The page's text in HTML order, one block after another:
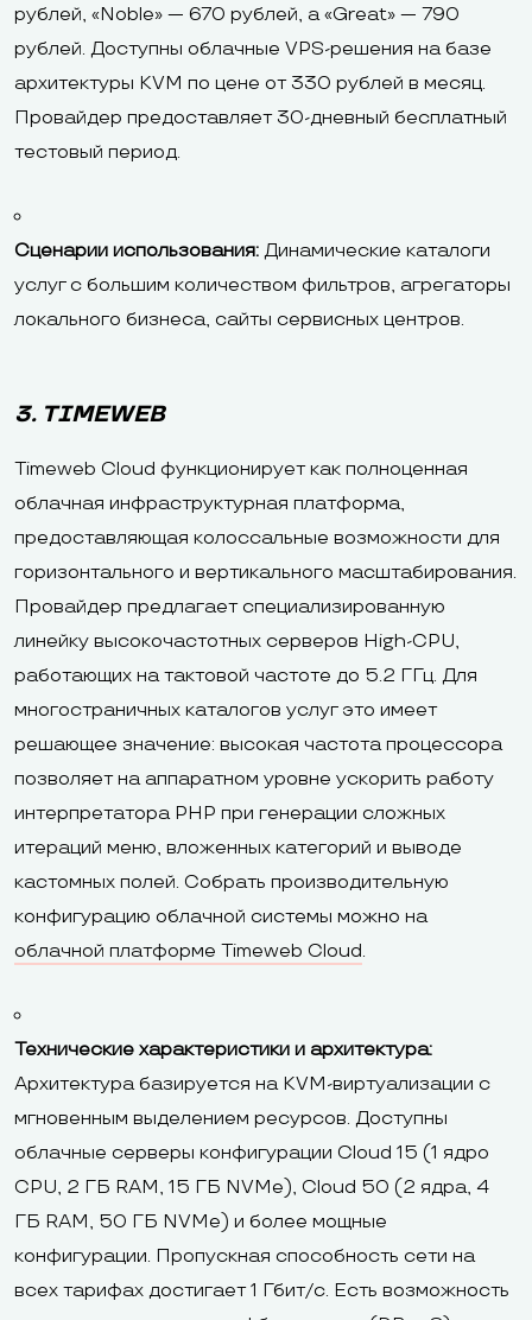
рублей, «Noble» — 670 рублей, а «Great» — 790
рублей. Доступны облачные VPS-решения на базе
архитектуры KVM по цене от 330 рублей в месяц.
Провайдер предоставляет 30-дневный бесплатный
тестовый период.
Сценарии использования: Динамические каталоги
услуг с большим количеством фильтров, агрегаторы
локального бизнеса, сайты сервисных центров.
3. TIMEWEB
Timeweb Cloud функционирует как полноценная
облачная инфраструктурная платформа,
предоставляющая колоссальные возможности для
горизонтального и вертикального масштабирования.
Провайдер предлагает специализированную
линейку высокочастотных серверов High-CPU,
работающих на тактовой частоте до 5.2 ГГц. Для
многостраничных каталогов услуг это имеет
решающее значение: высокая частота процессора
позволяет на аппаратном уровне ускорить работу
интерпретатора PHP при генерации сложных
итераций меню, вложенных категорий и выводе
кастомных полей. Собрать производительную
конфигурацию облачной системы можно на
облачной платформе Timeweb Cloud.
Технические характеристики и архитектура:
Архитектура базируется на KVM-виртуализации с
мгновенным выделением ресурсов. Доступны
облачные серверы конфигурации Cloud 15 (1 ядро
CPU, 2 ГБ RAM, 15 ГБ NVMe), Cloud 50 (2 ядра, 4
ГБ RAM, 50 ГБ NVMe) и более мощные
конфигурации. Пропускная способность сети на
всех тарифах достигает 1 Гбит/с. Есть возможность